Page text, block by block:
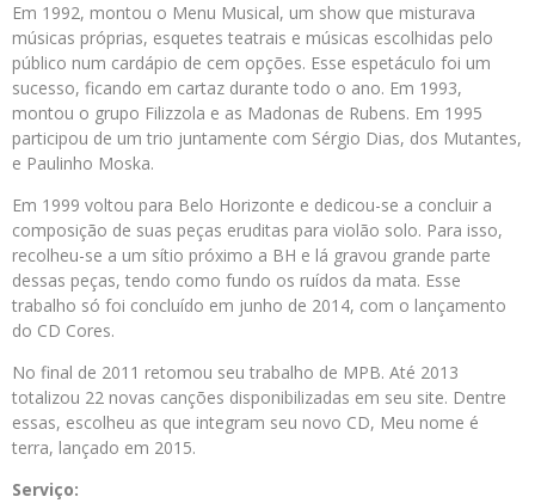
Em 1992, montou o Menu Musical, um show que misturava
músicas próprias, esquetes teatrais e músicas escolhidas pelo
público num cardápio de cem opções. Esse espetáculo foi um
sucesso, ficando em cartaz durante todo o ano. Em 1993,
montou o grupo Filizzola e as Madonas de Rubens. Em 1995
participou de um trio juntamente com Sérgio Dias, dos Mutantes,
e Paulinho Moska.
Em 1999 voltou para Belo Horizonte e dedicou-se a concluir a
composição de suas peças eruditas para violão solo. Para isso,
recolheu-se a um sítio próximo a BH e lá gravou grande parte
dessas peças, tendo como fundo os ruídos da mata. Esse
trabalho só foi concluído em junho de 2014, com o lançamento
do CD Cores.
No final de 2011 retomou seu trabalho de MPB. Até 2013
totalizou 22 novas canções disponibilizadas em seu site. Dentre
essas, escolheu as que integram seu novo CD, Meu nome é
terra, lançado em 2015.
Serviço: